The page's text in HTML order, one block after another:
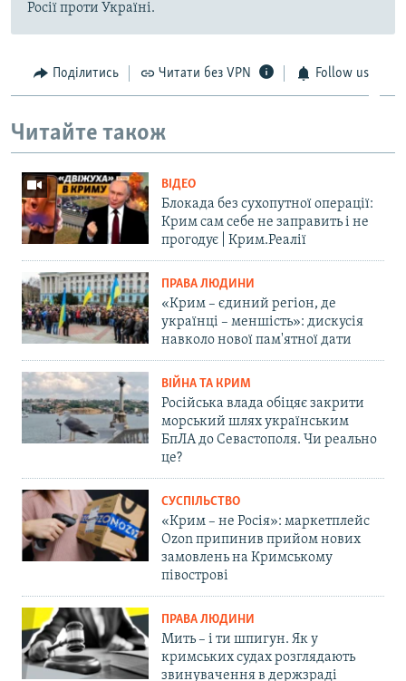
Росії проти Україні.
Поділитись Читати без VPN Follow us
Читайте також
ВІДЕО
Блокада без сухопутної операції:
Крим сам себе не заправить і не
прогодує | Крим.Реалії
ПРАВА ЛЮДИНИ
«Крим – єдиний регіон, де
українці – меншість»: дискусія
навколо нової пам'ятної дати
ВІЙНА ТА КРИМ
Російська влада обіцяє закрити
морський шлях українським
БпЛА до Севастополя. Чи реально
це?
СУСПІЛЬСТВО
«Крим – не Росія»: маркетплейс
Ozon припинив прийом нових
замовлень на Кримському
півострові
ПРАВА ЛЮДИНИ
Мить – і ти шпигун. Як у
кримських судах розглядають
звинувачення в держзраді